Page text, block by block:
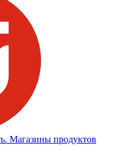
Магазины продуктов